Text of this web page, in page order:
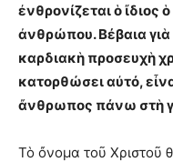
ἐνθρονίζεται ὁ ἴδιος
ἀνθρώπου. Βέβαια
καρδιακὴ προσευχὴ
κατορθώσει αὐτό,
ἄνθρωπος πάνω στὴ
Τὸ ὄνομα τοῦ Χριστοῦ